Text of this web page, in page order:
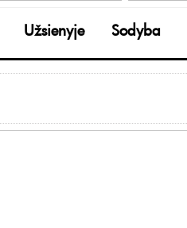
Užsienyje Sodyba